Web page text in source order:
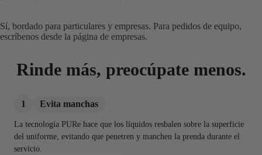
Sí, bordado para particulares y empresas. Para pedidos de equipo,
escríbenos desde la página de empresas.
Rinde más, preocúpate menos.
1 Evita manchas
La tecnología PURe hace que los líquidos resbalen sobre la superficie
del uniforme, evitando que penetren y manchen la prenda durante el
servicio.